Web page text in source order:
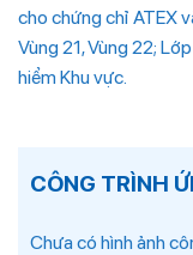
cho chứng chỉ ATEX
Vùng 21, Vùng 22;
hiểm Khu vực.
CÔNG TRÌNH
Chưa có hình ảnh